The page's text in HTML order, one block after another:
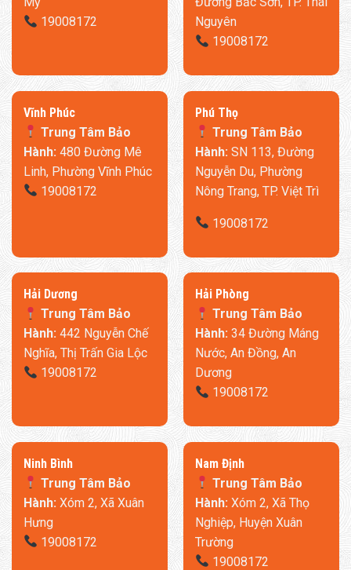
19008172
Nguyên
19008172
​Vĩnh Phúc
Trung Tâm Bảo
Hành: 480 Đường Mê
Linh, Phường Vĩnh Phúc
19008172
​Phú Thọ
Trung Tâm Bảo
Hành: SN 113, Đường
Nguyễn Du, Phường
Nông Trang, TP. Việt Trì
19008172
​Hải Dương
Trung Tâm Bảo
Hành:442 Nguyễn Chế
Nghĩa, Thị Trấn Gia Lộc
19008172
​Hải Phòng
Trung Tâm Bảo
Hành:34 Đường Máng
Nước, An Đồng, An
Dương
19008172
Ninh Bình
Trung Tâm Bảo
Hành: Xóm 2, Xã Xuân
Hưng
19008172
​Nam Định
Trung Tâm Bảo
Hành: Xóm 2, Xã Thọ
Nghiệp, Huyện Xuân
Trường
19008172